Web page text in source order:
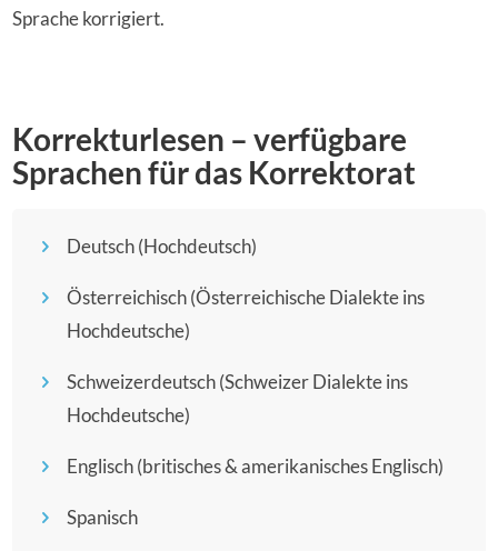
Sprache korrigiert.
Korrekturlesen – verfügbare
Sprachen für das Korrektorat
Deutsch (Hochdeutsch)
Österreichisch (Österreichische Dialekte ins
Hochdeutsche)
Schweizerdeutsch (Schweizer Dialekte ins
Hochdeutsche)
Englisch (britisches & amerikanisches Englisch)
Spanisch